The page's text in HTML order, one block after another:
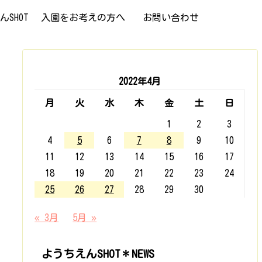
SHOT 入園をお考えの方へ お問い合わせ
2022年4月
月 火 水 木 金 土 日
1 2
3
4
5 6 7 8 9
10
11
12 13 14 15 16
17
18
19 20 21 22 23
24
25
26 27 28 29 30
« 3月 5月 »
ようちえんSHOT＊NEWS